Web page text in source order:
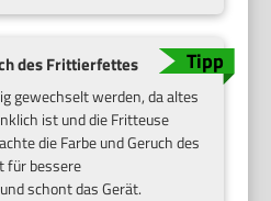
des Frittierfettes
gewechselt werden, da altes
ist und die Fritteuse
die Farbe und Geruch des
für bessere
schont das Gerät.